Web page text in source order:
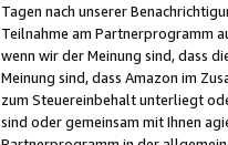
Tagen nach unserer
Teilnahme am Partnerprogramm
wenn wir der Meinung sind, dass
Meinung sind, dass Amazon im
zum Steuereinbehalt unterliegt
sind oder gemeinsam mit Ihnen